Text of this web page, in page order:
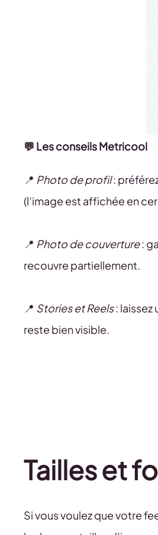
💬 Les conseils Metricool
📍 Photo de profil:
(l’image est affichée en
📍 Photo de couverture:
recouvre partiellement.
📍 Stories et Reels: laissez
reste bien visible.
Tailles et
Si vous voulez que votre